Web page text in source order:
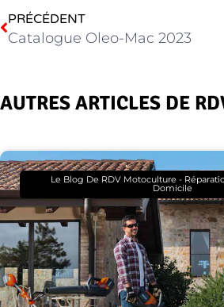
PRÉCÉDENT
Catalogue Oleo-Mac 2023
AUTRES ARTICLES DE
Le Blog De RDV Motoculture -
Domicile